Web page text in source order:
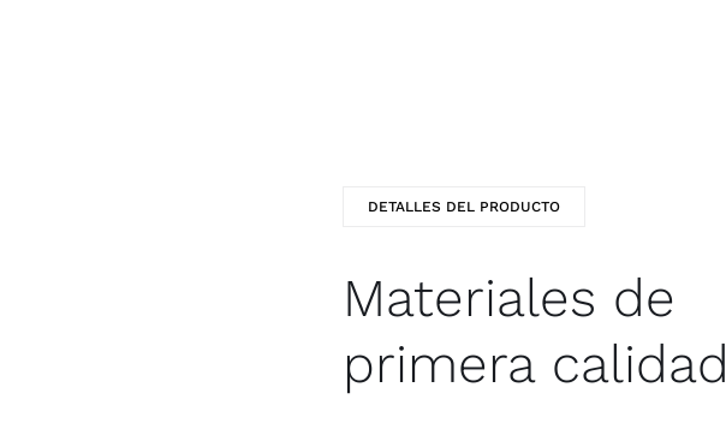
DETALLES DEL PRODUCTO
Materiales de
primera calidad